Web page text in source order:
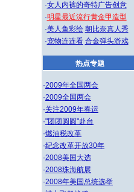
·女人内裤的奇特广告创意
·明星最近流行黄金甲造型
·美人鱼彩绘 朝比奈真人秀
·宠物连连看 合金弹头游戏
热点专题
·2009年全国两会
·2009全国两会
·关注2009年春运
·"团团圆圆"赴台
·燃油税改革
·纪念改革开放30年
·2008美国大选
·2008珠海航展
·2008年美国总统选举